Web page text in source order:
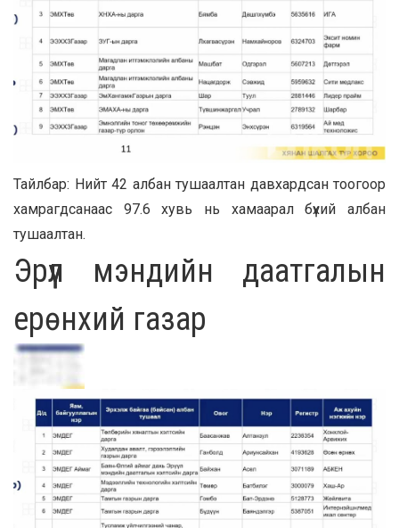
Тайлбар: Нийт 42 албан тушаалтан давхардсан тоогоор
хамрагдсанаас 97.6 хувь нь хамаарал бүхий албан
тушаалтан.
Эрүүл мэндийн даатгалын
ерөнхий газар